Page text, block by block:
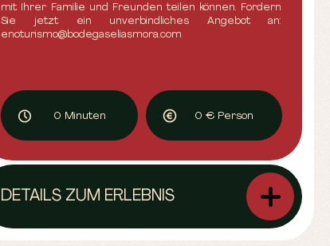
mit Ihrer Familie und Freunden teilen können. Fordern
Sie jetzt ein unverbindliches Angebot an:
enoturismo@bodegaseliasmora.com
0 Minuten 0 € Person
DETAILS ZUM ERLEBNIS